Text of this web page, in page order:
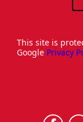
This site is
Google Privacy